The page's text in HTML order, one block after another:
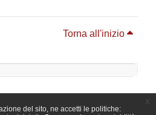
del sito, ne accetti le politiche:
Torna all'inizio